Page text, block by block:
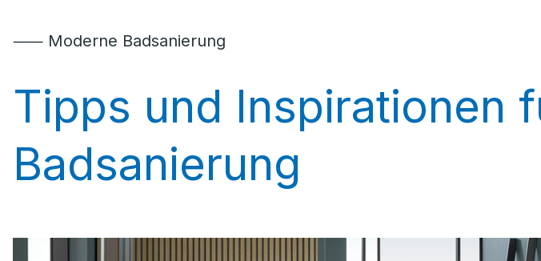
⸺ Moderne Badsanierung
Tipps und Inspirationen
Badsanierung